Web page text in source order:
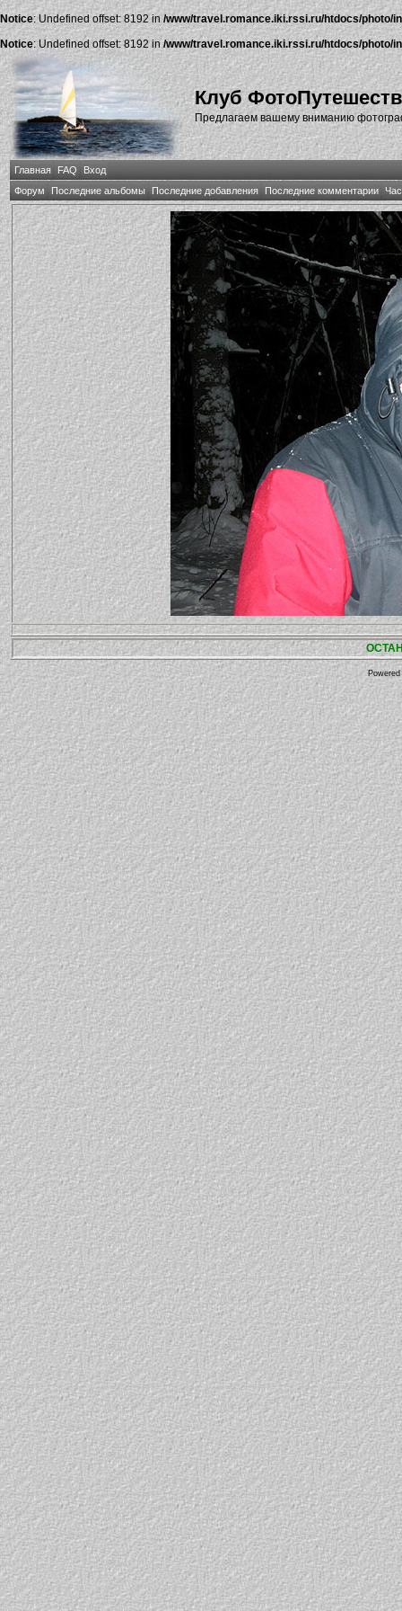
Notice: Undefined offset: 8192 in /www/travel.romance.iki.rssi.ru/htdocs/photo/
Notice: Undefined offset: 8192 in/www/travel.romance.iki.rssi.ru/htdocs/photo/
Клуб
Предлагаем вашему вниманию
Главная FAQ
Вход
Форум
Последние альбомы Последние добавления Последние комментарии